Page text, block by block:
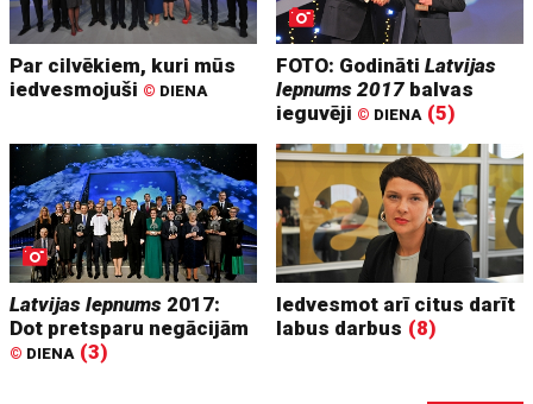
Par cilvēkiem, kuri mūs
iedvesmojuši © DIENA
FOTO: GodinātiLatvijas
lepnums 2017 balvas
ieguvēji © DIENA (5)
Latvijas lepnums 2017:
Dot pretsparu negācijām
© DIENA (3)
Iedvesmot arī citus darīt
labus darbus (8)